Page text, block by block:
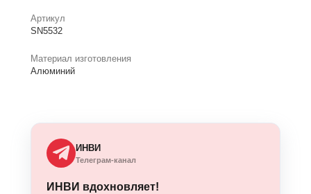
Артикул
SN5532
Материал изготовления
Алюминий
ИНВИ
Телеграм-канал
ИНВИ вдохновляет!